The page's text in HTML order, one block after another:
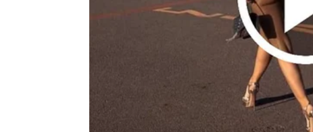
vidi vaš trud, vašu borbu i vašu istrajnost.
U ljubavi: partner ili osoba koja vam se dopada
Na poslovnom planu: dolazi pohvala, potvrda ili
niste pogrešili što ste verovali u
DEVICA
Device do kraja januara ulaze u period ozbiljnih